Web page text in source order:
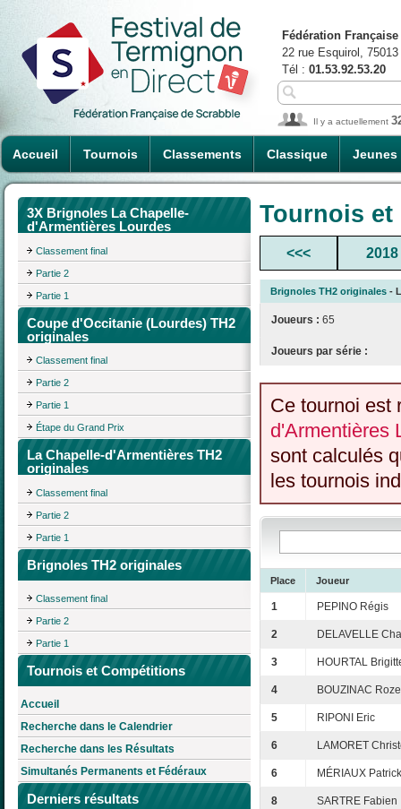
Accueil Tournois Classements Classique Jeunes
Fédération
22 rue Esquirol,
Tél : 01.53.92.53.20
Il y a actuellement
3X Brignoles La Chapelle-
d'Armentières Lourdes
Classement final
Partie 2
Partie 1
Coupe d'Occitanie (Lourdes) TH2
originales
Classement final
Partie 2
Partie 1
Étape du Grand Prix
La Chapelle-d'Armentières TH2
originales
Classement final
Partie 2
Partie 1
Brignoles TH2 originales
Classement final
Partie 2
Partie 1
Tournois et Compétitions
Accueil
Recherche dans le Calendrier
Recherche dans les Résultats
Simultanés Permanents et Fédéraux
Derniers résultats
Tournois
<<< 2018
Brignoles TH2 originales -
Joueurs : 65
Joueurs par série :
Ce tournoi est
d'Armentières
sont calculés
les tournois
Place Joueur
1 PEPINO Régis
2 DELAVELLE
3 HOURTAL
4 BOUZINAC
5 RIPONI Eric
6 LAMORET
6 MÉRIAUX Patrick
8 SARTRE Fabien